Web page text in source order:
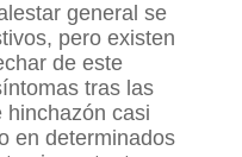
general se
pero existen
de este
tras las
hinchazón casi
en determinados